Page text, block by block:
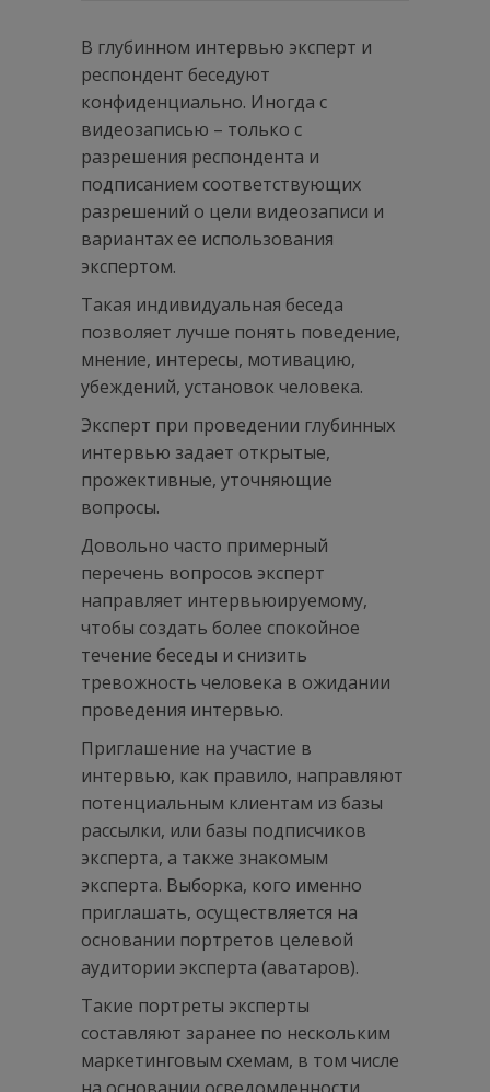
В глубинном интервью эксперт и
респондент беседуют
конфиденциально. Иногда с
видеозаписью – только с
разрешения респондента и
подписанием соответствующих
разрешений о цели видеозаписи и
вариантах ее использования
экспертом.
Такая индивидуальная беседа
позволяет лучше понять поведение,
мнение, интересы, мотивацию,
убеждений, установок человека.
Эксперт при проведении глубинных
интервью задает открытые,
прожективные, уточняющие
вопросы.
Довольно часто примерный
перечень вопросов эксперт
направляет интервьюируемому,
чтобы создать более спокойное
течение беседы и снизить
тревожность человека в ожидании
проведения интервью.
Приглашение на участие в
интервью, как правило, направляют
потенциальным клиентам из базы
рассылки, или базы подписчиков
эксперта, а также знакомым
эксперта. Выборка, кого именно
приглашать, осуществляется на
основании портретов целевой
аудитории эксперта (аватаров).
Такие портреты эксперты
составляют заранее по нескольким
маркетинговым схемам, в том числе